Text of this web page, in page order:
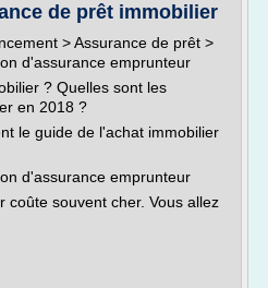
de prêt immobilier
> Assurance de prêt >
d'assurance emprunteur
? Quelles sont les
en 2018 ?
le guide de l'achat immobilier
d'assurance emprunteur
coûte souvent cher. Vous allez